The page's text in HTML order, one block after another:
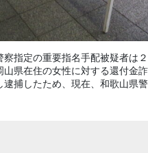
指定の重要指名手配被疑者は
山県在住の女性に対する還付金
捕したため、現在、和歌山県